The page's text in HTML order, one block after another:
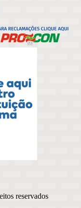
reservados